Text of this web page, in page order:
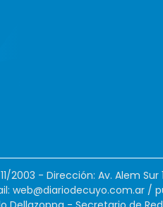
2003 - Dirección: Av. Alem
web@diariodecuyo.com.ar /